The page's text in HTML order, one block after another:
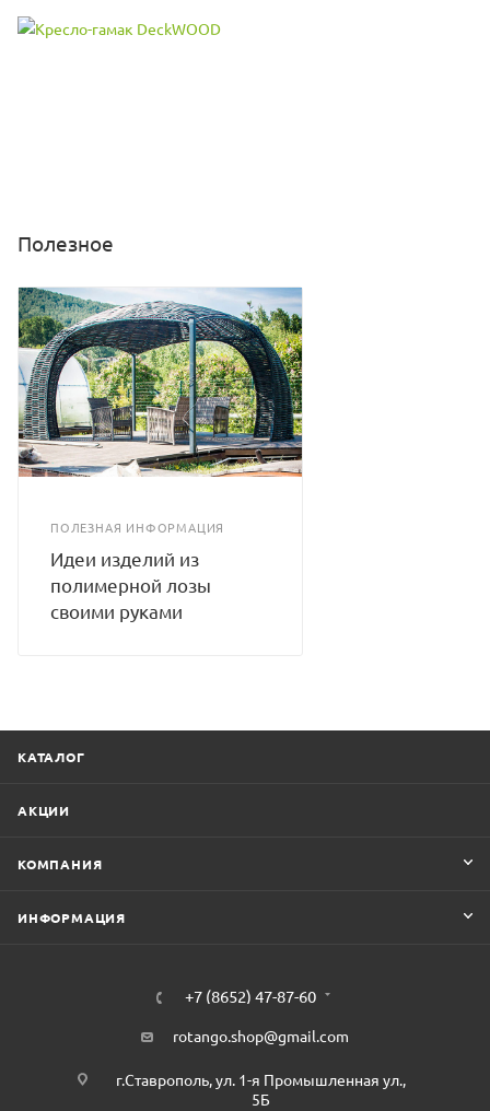
Цвет подушек может меняться
Полезное
ПОЛЕЗНАЯ ИНФОРМАЦИЯ
Идеи изделий из
полимерной лозы
своими руками
КАТАЛОГ
АКЦИИ
КОМПАНИЯ
ИНФОРМАЦИЯ
+7 (8652) 47-87-60
rotango.shop@gmail.com
г.Ставрополь, ул. 1-я Промышленная ул.,
5Б